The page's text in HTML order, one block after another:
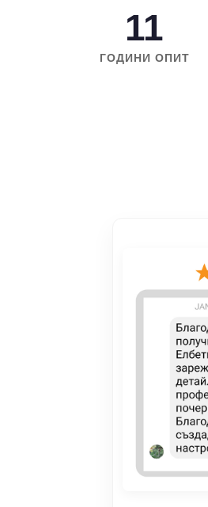
11
ГОДИНИ ОПИТ